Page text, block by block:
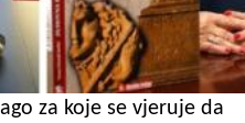
za koje se vjeruje da